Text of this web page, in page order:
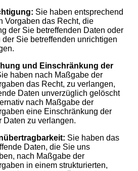
Sie haben entsprechend
Vorgaben das Recht, die
der Sie betreffenden Daten oder
Sie betreffenden unrichtigen
und Einschränkung der
haben nach Maßgabe der
das Recht, zu verlangen,
Daten unverzüglich gelöscht
nach Maßgabe der
eine Einschränkung der
Daten zu verlangen.
Sie haben das
Daten, die Sie uns
nach Maßgabe der
in einem strukturierten,